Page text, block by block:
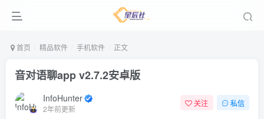
首页 精品软件 手机软件 正文
音对语聊app v2.7.2安卓版
InfoHunter
2年前更新
关注 私信